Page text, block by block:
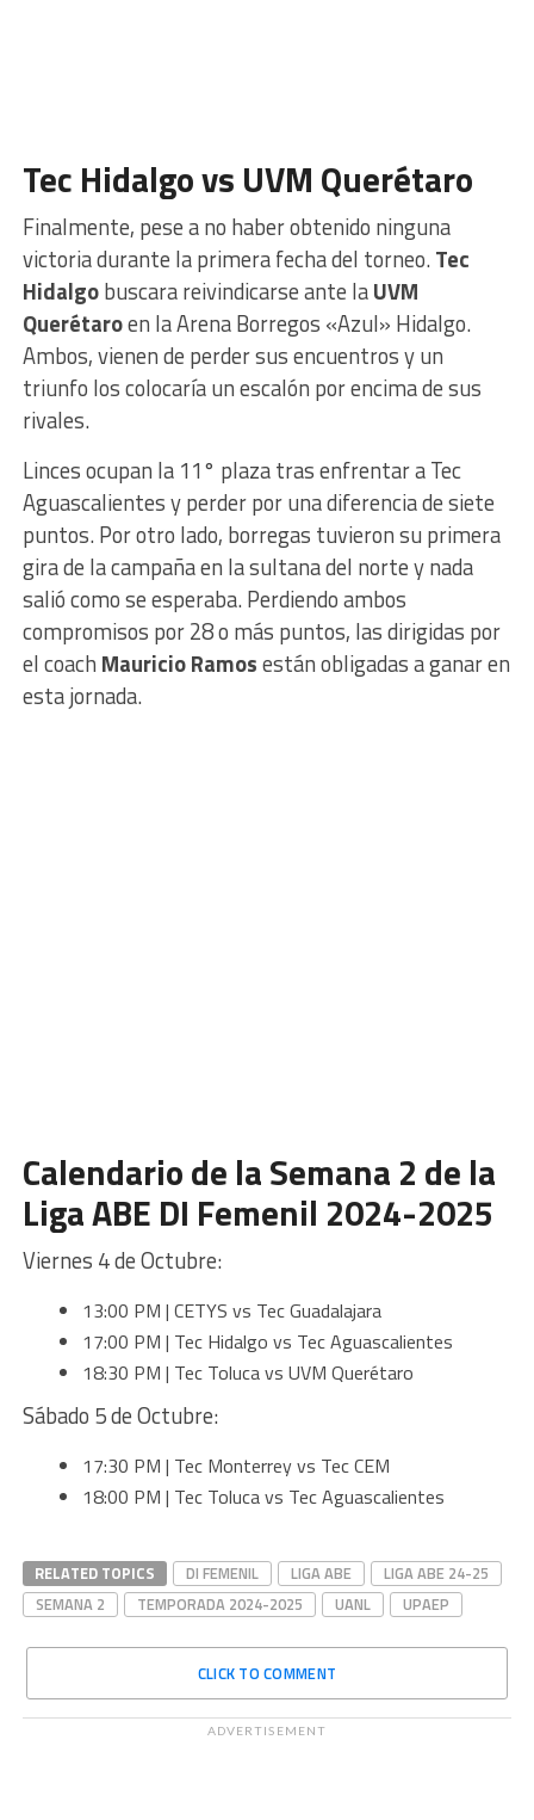
Tec Hidalgo vs UVM Querétaro
Finalmente, pese a no haber obtenido ninguna
victoria durante la primera fecha del torneo.Tec
Hidalgobuscara reivindicarse ante laUVM
Querétaroen la Arena Borregos «Azul» Hidalgo.
Ambos, vienen de perder sus encuentros y un
triunfo los colocaría un escalón por encima de sus
rivales.
Linces ocupan la 11° plaza tras enfrentar a Tec
Aguascalientes y perder por una diferencia de siete
puntos. Por otro lado, borregas tuvieron su primera
gira de la campaña en la sultana del norte y nada
salió como se esperaba. Perdiendo ambos
compromisos por 28 o más puntos, las dirigidas por
el coach Mauricio Ramosestán obligadas a ganar en
esta jornada.
Calendario de la Semana 2 de la
Liga ABE DI Femenil 2024-2025
Viernes 4 de Octubre:
13:00 PM | CETYS vs Tec Guadalajara
17:00 PM | Tec Hidalgo vs Tec Aguascalientes
18:30 PM | Tec Toluca vs UVM Querétaro
Sábado 5 de Octubre:
17:30 PM | Tec Monterrey vs Tec CEM
18:00 PM | Tec Toluca vs Tec Aguascalientes
RELATED TOPICS DI FEMENIL LIGA ABE
LIGA ABE 24-25
SEMANA 2
TEMPORADA 2024-2025 UANL UPAEP
CLICK TO COMMENT
ADVERTISEMENT